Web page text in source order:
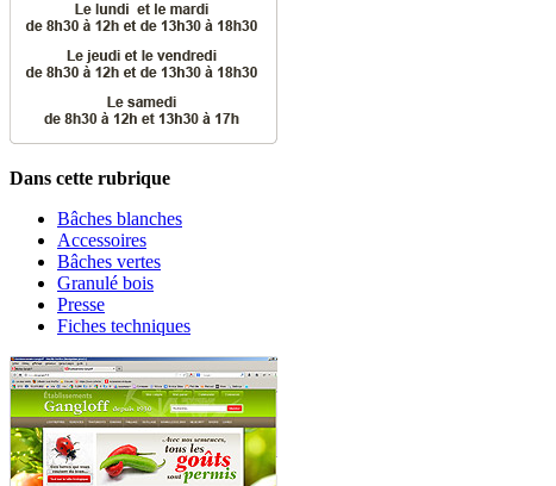
Dans cette rubrique
Bâches blanches
Accessoires
Bâches vertes
Granulé bois
Presse
Fiches techniques